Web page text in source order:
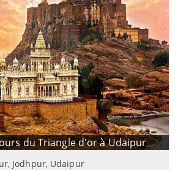
du Triangle d'or à Udaipur
Jodhpur, Udaipur